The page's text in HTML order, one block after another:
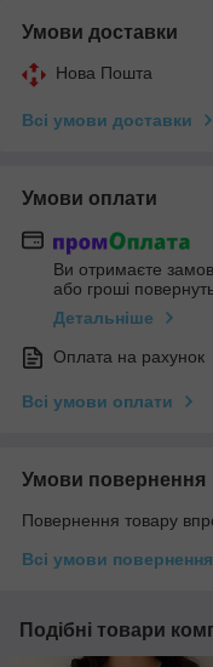
Умови доставки
Нова Пошта
Всі умови доставки
Умови оплати
Ви отримаєте
або гроші
Детальніше
Оплата на рахунок
Всі умови оплати
Умови повернення
Повернення товару
Всі умови повернення
Подібні товари